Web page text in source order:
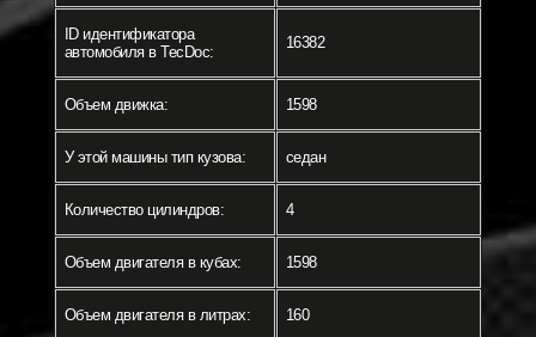
ID идентификатора
автомобиля в TecDoc:
16382
Объем движка: 1598
У этой машины тип кузова: седан
Количество цилиндров: 4
Объем двигателя в кубах: 1598
Объем двигателя в литрах: 160